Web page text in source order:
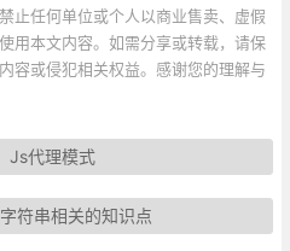
止任何单位或个人以商业售卖、虚假
用本文内容。如需分享或转载，请保
容或侵犯相关权益。感谢您的理解与
:Js代理模式
符串相关的知识点